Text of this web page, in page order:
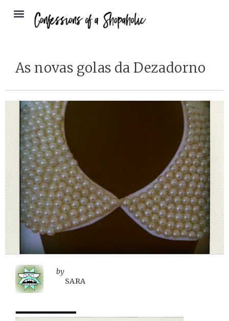
As novas golas da Dezadorno
by
SARA